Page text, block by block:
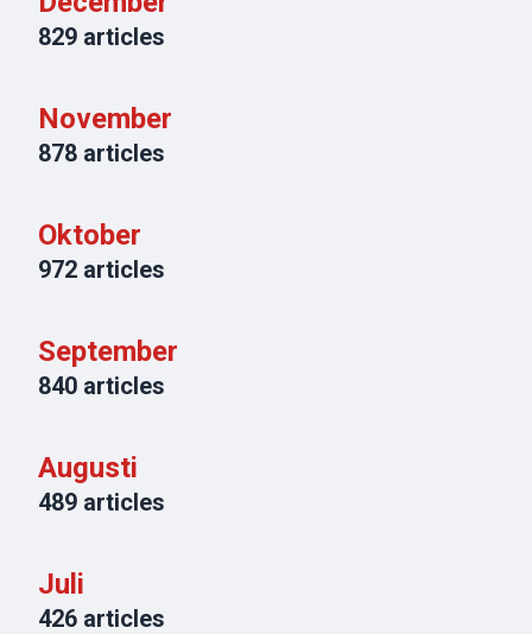
829 articles
November
878 articles
Oktober
972 articles
September
840 articles
Augusti
489 articles
Juli
426 articles